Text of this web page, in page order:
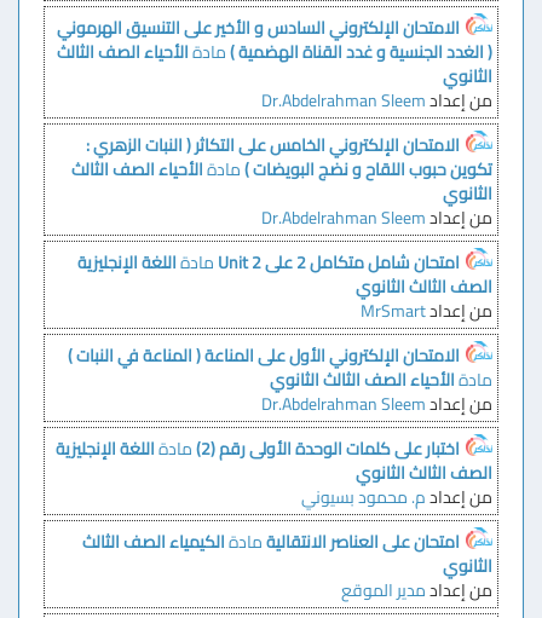
الامتحان الإلكتروني السادس و الأخير على التنسيق الهرموني
( الغدد الجنسية و غدد القناة الهضمية )مادةالأحياءالصف الثالث
الثانوي
من إعدادDr.Abdelrahman Sleem
الامتحان الإلكتروني الخامس على التكاثر ( النبات الزهري :
تكوين حبوب اللقاح و نضج البويضات )مادةالأحياءالصف الثالث
الثانوي
من إعدادDr.Abdelrahman Sleem
امتحان شامل متكامل 2 على Unit 2
مادةاللغة الإنجليزية
الصف الثالث الثانوي
من إعدادMrSmart
الامتحان الإلكتروني الأول على المناعة ( المناعة في النبات )
مادةالأحياءالصف الثالث الثانوي
من إعدادDr.Abdelrahman Sleem
اختبار على كلمات الوحدة الأولى رقم (2)
مادةاللغة الإنجليزية
الصف الثالث الثانوي
من إعدادم. محمود بسيوني
امتحان على العناصر الانتقاليةمادةالكيمياءالصف الثالث
الثانوي
من إعدادمدير الموقع